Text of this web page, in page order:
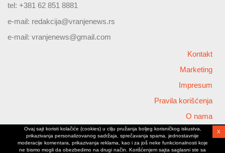
tel: +381 62 851 8881
e-mail: redakcija@vranjenews.rs
e-mail: vranjenews@gmail.com
Kontakt
Marketing
Impresum
Pravila korišćenja
O nama
Copyright © 2026 Vranjenews
All rights reserved
www.vranjenews.rs
Ovaj sajt koristi kolačiće (cookies) u cilju pružanja boljeg korisničkog iskustva,
prikazivanja personalizovanog sadržaja, sprečavanja spama, jednostavnije
moderacije komentara, prikazivanja reklama, kao i za još neke funkcionalnosti koje
ne bismo mogli da obezbedimo na drugi način. Korišćenjem sajta saglasni ste sa
X